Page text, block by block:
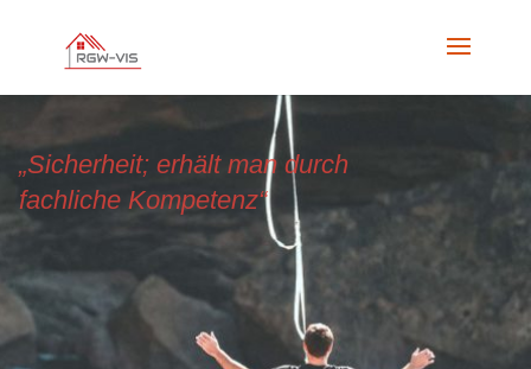
„Sicherheit; erhält man durch
fachliche Kompetenz“